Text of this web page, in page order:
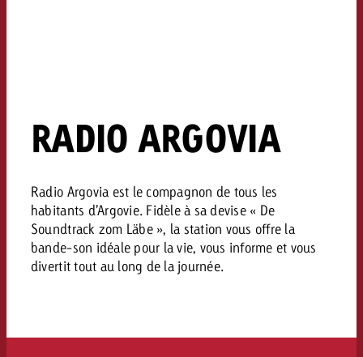
RADIO ARGOVIA
Radio Argovia est le compagnon de tous les
habitants d’Argovie. Fidèle à sa devise « De
Soundtrack zom Läbe », la station vous offre la
bande-son idéale pour la vie, vous informe et vous
divertit tout au long de la journée.